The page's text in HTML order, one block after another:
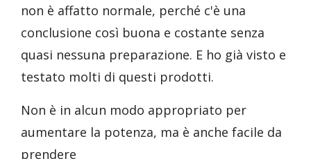
non è affatto normale, perché c'è una
conclusione così buona e costante senza
quasi nessuna preparazione. E ho già visto e
testato molti di questi prodotti.
Non è in alcun modo appropriato per
aumentare la potenza, ma è anche facile da
prendere